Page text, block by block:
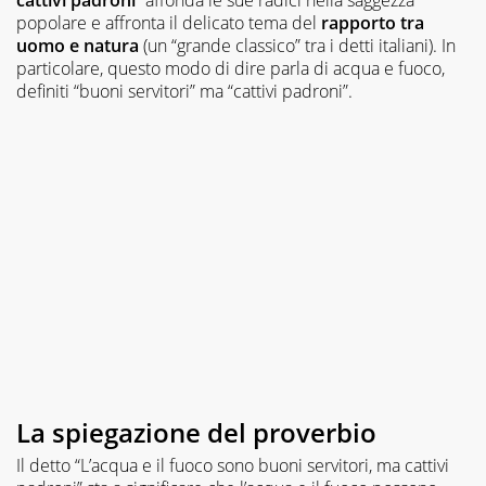
popolare e affronta il delicato tema del rapporto tra
uomo e natura (un “grande classico” tra i detti italiani). In
particolare, questo modo di dire parla di acqua e fuoco,
definiti “buoni servitori” ma “cattivi padroni”.
La spiegazione del proverbio
Il detto “L’acqua e il fuoco sono buoni servitori, ma cattivi